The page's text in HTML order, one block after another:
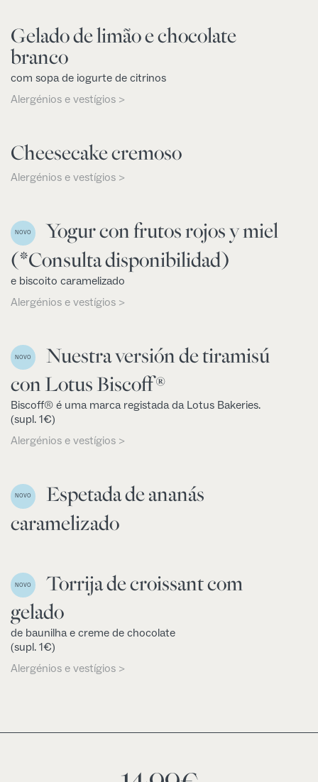
Gelado de limão e chocolate
branco
com sopa de iogurte de citrinos
Alergénios e vestígios >
Cheesecake cremoso
Alergénios e vestígios >
NOVO
Yogur con frutos rojos y miel
(*Consulta disponibilidad)
e biscoito caramelizado
Alergénios e vestígios >
NOVO
Nuestra versión de tiramisú
con Lotus Biscoff®
Biscoff® é uma marca registada da Lotus Bakeries.
(supl. 1€)
Alergénios e vestígios >
NOVO
Espetada de ananás
caramelizado
NOVO
Torrija de croissant com
gelado
de baunilha e creme de chocolate
(supl. 1€)
Alergénios e vestígios >